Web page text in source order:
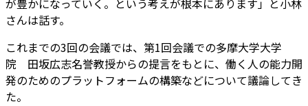
が豊かになっていく。という考えが根本にあります」と小林
さんは話す。
これまでの3回の会議では、第1回会議での多摩大学大学
院 田坂広志名誉教授からの提言をもとに、働く人の能力開
発のためのプラットフォームの構築などについて議論してき
た。